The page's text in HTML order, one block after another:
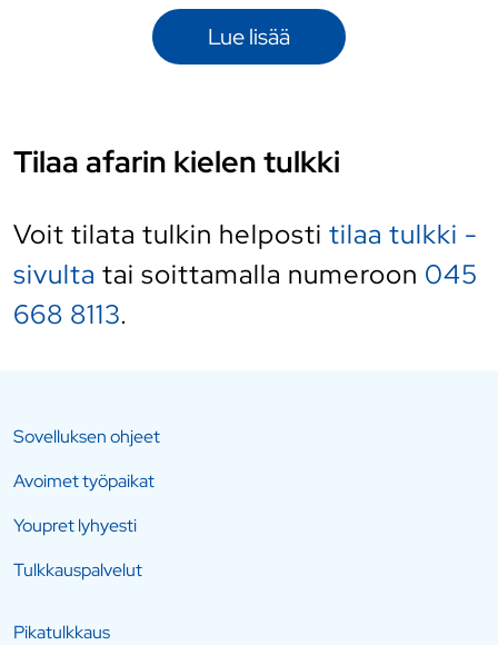
Lue lisää
Tilaa afarin kielen tulkki
Voit tilata tulkin helposti tilaa tulkki -
sivulta tai soittamalla numeroon 045
668 8113.
Sovelluksen ohjeet
Avoimet työpaikat
Youpret lyhyesti
Tulkkauspalvelut
Pikatulkkaus